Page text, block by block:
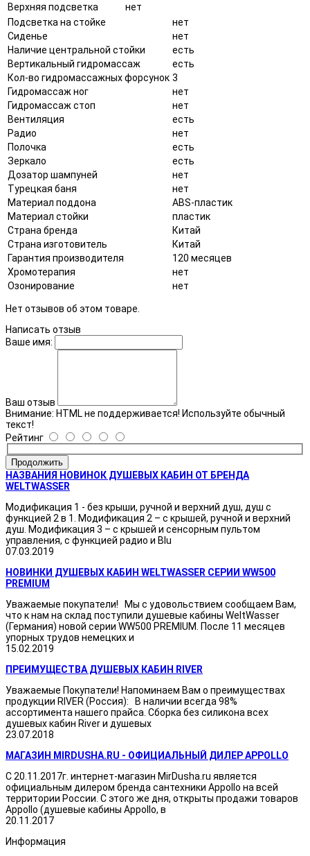
Верхняя подсветка
нет
Подсветка на стойке
нет
Сиденье
нет
Наличие центральной стойки
есть
Вертикальный гидромассаж
есть
Кол-во гидромассажных форсунок 3
Гидромассаж ног
нет
Гидромассаж стоп
нет
Вентиляция
есть
Радио
нет
Полочка
есть
Зеркало
есть
Дозатор шампуней
нет
Турецкая баня
нет
Материал поддона
ABS-пластик
Материал стойки
пластик
Страна бренда
Китай
Страна изготовитель
Китай
Гарантия производителя
120 месяцев
Хромотерапия
нет
Озонирование
нет
Нет отзывов об этом товаре.
Написать отзыв
Ваше имя:
Ваш отзыв
Внимание: HTML не поддерживается! Используйте обычный
текст!
Рейтинг
Продолжить
НАЗВАНИЯ НОВИНОК ДУШЕВЫХ КАБИН ОТ БРЕНДА
WELTWASSER
Модификация 1 - без крыши, ручной и верхний душ, душ с
функцией 2 в 1. Модификация 2 – с крышей, ручной и верхний
душ. Модификация 3 – с крышей и сенсорным пультом
управления, с функцией радио и Blu
07.03.2019
НОВИНКИ ДУШЕВЫХ КАБИН WELTWASSER СЕРИИ WW500
PREMIUM
Уважаемые покупатели! Мы с удовольствием сообщаем Вам,
что к нам на склад поступили душевые кабины WeltWasser
(Германия) новой серии WW500 PREMIUM. После 11 месяцев
упорных трудов немецких и
15.02.2019
ПРЕИМУЩЕСТВА ДУШЕВЫХ КАБИН RIVER
Уважаемые Покупатели! Напоминаем Вам о преимуществах
продукции RIVER (Россия): В наличии всегда 98%
ассортимента нашего прайса. Сборка без силикона всех
душевых кабин River и душевых
23.07.2018
МАГАЗИН MIRDUSHA.RU - ОФИЦИАЛЬНЫЙ ДИЛЕР APPOLLO
С 20.11.2017г. интернет-магазин MirDusha.ru является
официальным дилером бренда сантехники Appollo на всей
территории России. С этого же дня, открыты продажи товаров
Appollo (душевые кабины Appollo, в
20.11.2017
Информация